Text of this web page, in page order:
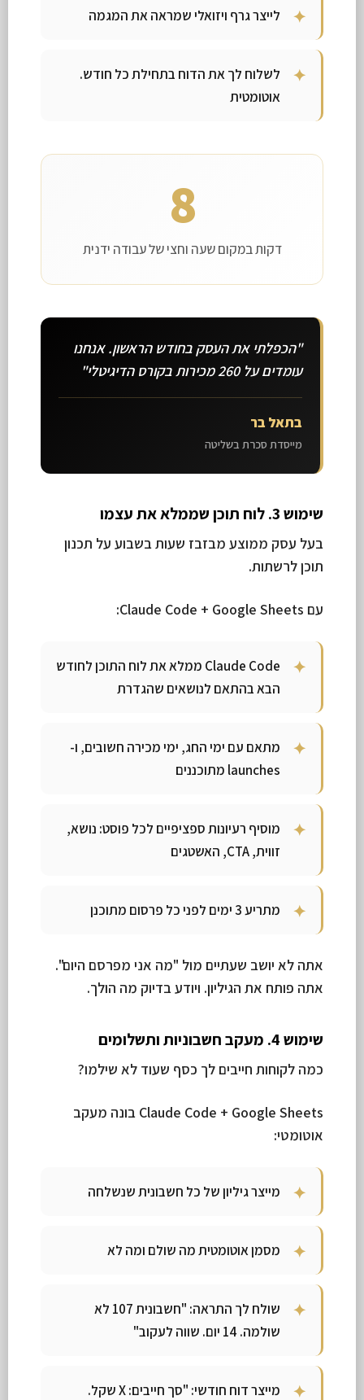
לייצר גרף ויזואלי שמראה את המגמה
לשלוח לך את הדוח בתחילת כל חודש.
אוטומטית
8
דקות במקום שעה וחצי של עבודה ידנית
"הכפלתי את העסק בחודש הראשון. אנחנו
עומדים על 260 מכירות בקורס הדיגיטלי"
בתאל בר
מייסדת סכרת בשליטה
שימוש 3. לוח תוכן שממלא את עצמו
בעל עסק ממוצע מבזבז שעות בשבוע על תכנון
תוכן לרשתות.
עם Claude Code + Google Sheets:
Claude Code ממלא את לוח התוכן לחודש
הבא בהתאם לנושאים שהגדרת
מתאם עם ימי החג, ימי מכירה חשובים, ו-
launches מתוכננים
מוסיף רעיונות ספציפיים לכל פוסט: נושא,
זווית, CTA, האשטגים
מתריע 3 ימים לפני כל פרסום מתוכנן
אתה לא יושב שעתיים מול "מה אני מפרסם היום".
אתה פותח את הגיליון. ויודע בדיוק מה הולך.
שימוש 4. מעקב חשבוניות ותשלומים
כמה לקוחות חייבים לך כסף שעוד לא שילמו?
Claude Code + Google Sheets בונה מעקב
אוטומטי:
מייצר גיליון של כל חשבונית שנשלחה
מסמן אוטומטית מה שולם ומה לא
שולח לך התראה: "חשבונית 107 לא
שולמה. 14 יום. שווה לעקוב"
מייצר דוח חודשי: "סך חייבים: X שקל.